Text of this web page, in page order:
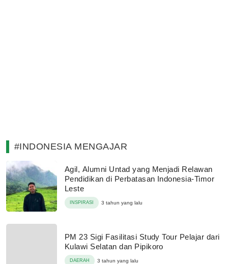
#INDONESIA MENGAJAR
Agil, Alumni Untad yang Menjadi Relawan
Pendidikan di Perbatasan Indonesia-Timor
Leste
INSPIRASI 3 tahun yang lalu
PM 23 Sigi Fasilitasi Study Tour Pelajar dari
Kulawi Selatan dan Pipikoro
DAERAH 3 tahun yang lalu